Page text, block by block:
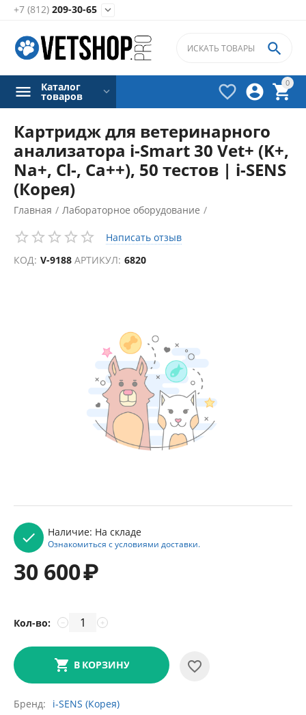
+7 (812) 209-30-65 
0




Каталог
товаров
Картридж для ветеринарного
анализатора i-Smart 30 Vet+ (K+,
Na+, Cl-, Ca++), 50 тестов | i-SENS
(Корея)
Главная / Лабораторное оборудование /
Анализаторы электролитов
Аксессуары для анализаторов электролитов
Написать отзыв
КОД: V-9188 АРТИКУЛ: 6820
Наличие: На складе
Ознакомиться с условиями доставки.
30 600₽
Кол-во: +
−
В КОРЗИНУ
Бренд i-SENS (Корея)